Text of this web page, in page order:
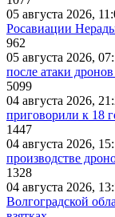
05 августа 2026,
Росавиации
962
05 августа 2026,
после атаки
5099
04 августа 2026,
приговорили к 18
1447
04 августа 2026,
производстве
1328
04 августа 2026,
Волгоградской